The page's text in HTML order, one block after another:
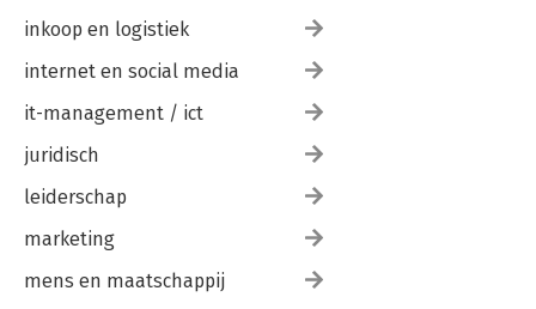
inkoop en logistiek
internet en social media
it-management / ict
juridisch
leiderschap
marketing
mens en maatschappij